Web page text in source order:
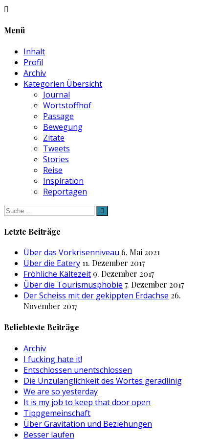
Menü
Inhalt
Profil
Archiv
Kategorien Übersicht
Journal
Wortstoffhof
Passage
Bewegung
Zitate
Tweets
Stories
Reise
Inspiration
Reportagen
Suche
nach:
Letzte Beiträge
Über das Vorkrisenniveau 6. Mai 2021
Über die Eatery 11. Dezember 2017
Fröhliche Kältezeit 9. Dezember 2017
Über die Tourismusphobie 7. Dezember 2017
Der Scheiss mit der gekippten Erdachse 26.
November 2017
Beliebteste Beiträge
Archiv
I fucking hate it!
Entschlossen unentschlossen
Die Unzulänglichkeit des Wortes geradlinig
We are so yesterday
It is my job to keep that door open
Tippgemeinschaft
Über Gravitation und Beziehungen
Besser laufen